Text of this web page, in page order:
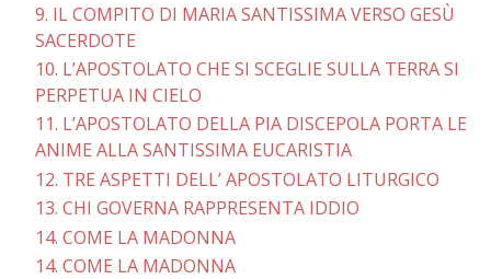
9. IL COMPITO DI MARIA SANTISSIMA VERSO GESÙ
SACERDOTE
10. L’APOSTOLATO CHE SI SCEGLIE SULLA TERRA SI
PERPETUA IN CIELO
11. L’APOSTOLATO DELLA PIA DISCEPOLA PORTA LE
ANIME ALLA SANTISSIMA EUCARISTIA
12. TRE ASPETTI DELL’ APOSTOLATO LITURGICO
13. CHI GOVERNA RAPPRESENTA IDDIO
14. COME LA MADONNA
14. COME LA MADONNA